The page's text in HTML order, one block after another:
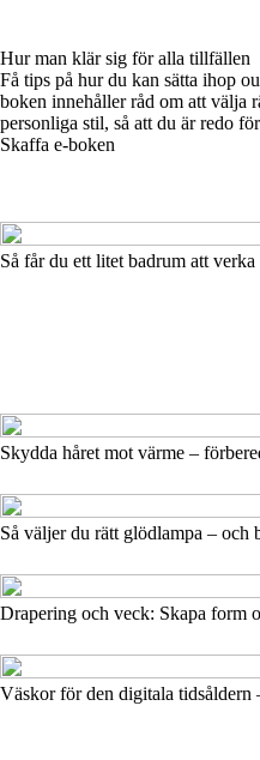
Hur man klär sig för alla tillfällen
Få tips på hur du kan sätta ihop
boken innehåller råd om att välja
personliga stil, så att du är redo
Skaffa e-boken
Så får du ett litet badrum att verka
Skydda håret mot värme –
Så väljer du rätt glödlampa – och
Drapering och veck: Skapa form
Väskor för den digitala tidsåldern